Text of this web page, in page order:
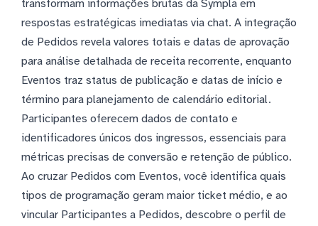
transformam informações brutas da Sympla em
respostas estratégicas imediatas via chat. A integração
de Pedidos revela valores totais e datas de aprovação
para análise detalhada de receita recorrente, enquanto
Eventos traz status de publicação e datas de início e
término para planejamento de calendário editorial.
Participantes oferecem dados de contato e
identificadores únicos dos ingressos, essenciais para
métricas precisas de conversão e retenção de público.
Ao cruzar Pedidos com Eventos, você identifica quais
tipos de programação geram maior ticket médio, e ao
vincular Participantes a Pedidos, descobre o perfil de